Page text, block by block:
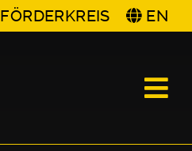
FÖRDERKREIS EN